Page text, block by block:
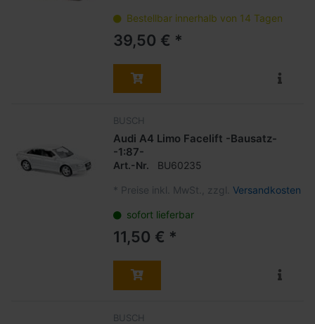
Bestellbar innerhalb von 14 Tagen
39,50 € *
BUSCH
Audi A4 Limo Facelift -Bausatz-
-1:87-
Art.-Nr. BU60235
* Preise inkl. MwSt., zzgl. Versandkosten
sofort lieferbar
11,50 € *
BUSCH